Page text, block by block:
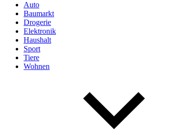
Auto
Baumarkt
Drogerie
Elektronik
Haushalt
Sport
Tiere
Wohnen